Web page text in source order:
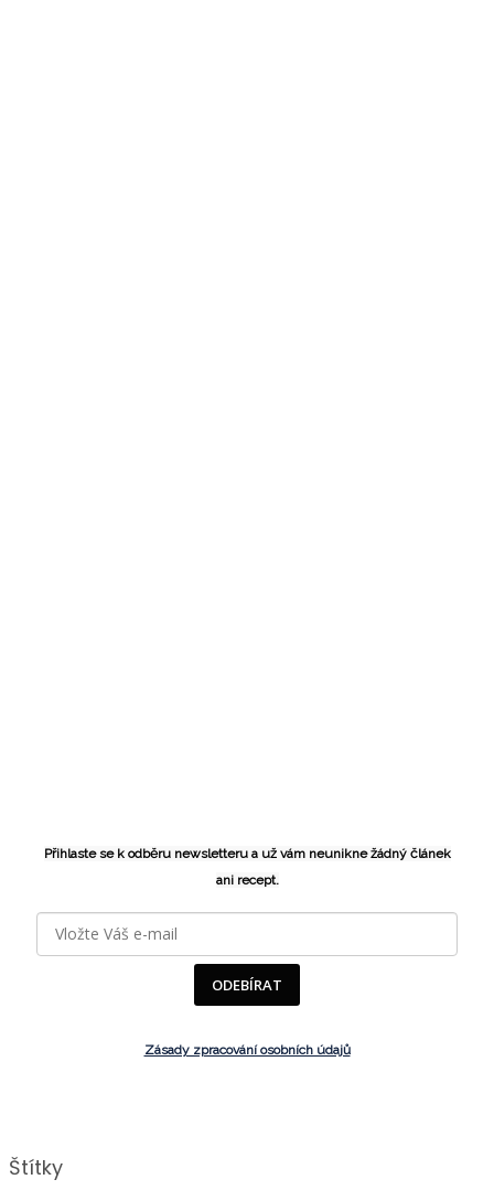
Přihlaste se k odběru newsletteru a už vám neunikne žádný článek
ani recept.
ODEBÍRAT
Zásady zpracování osobních údajů
Štítky